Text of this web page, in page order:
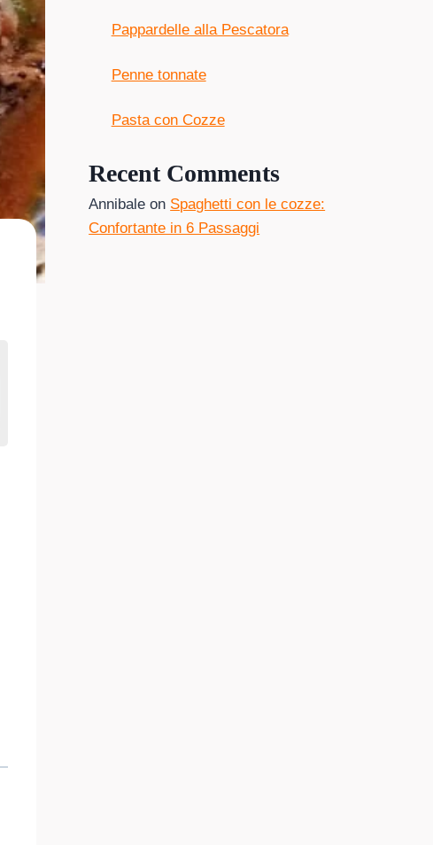
Pappardelle alla Pescatora
Penne tonnate
Pasta con Cozze
Recent Comments
Annibale on Spaghetti con le cozze:
Confortante in 6 Passaggi